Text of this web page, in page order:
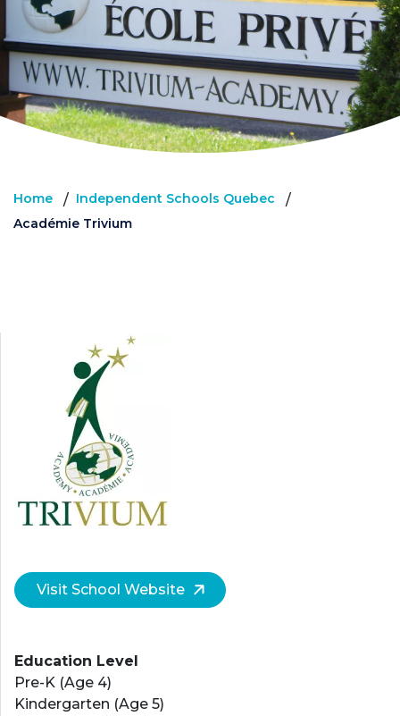
Home / Independent Schools Quebec /
Académie Trivium
Visit School Website
Education Level
Pre-K (Age 4)
Kindergarten (Age 5)